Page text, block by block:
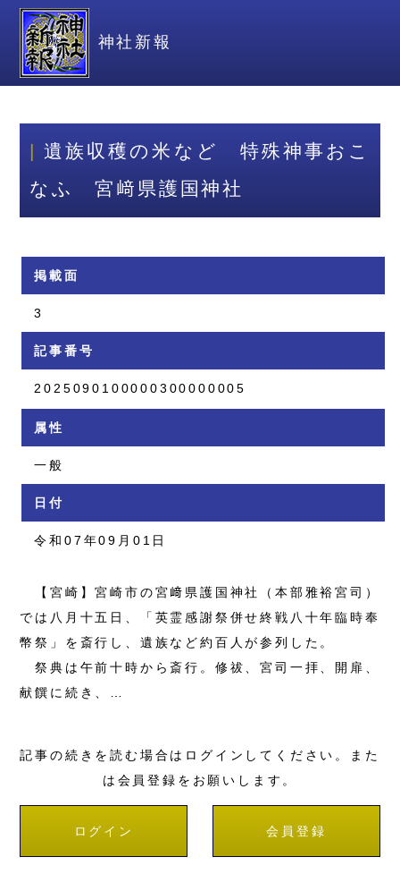
神社新報
遺族収穫の米など 特殊神事おこ
なふ 宮﨑県護国神社
掲載面
3
記事番号
2025090100000300000005
属性
一般
日付
令和07年09月01日
【宮崎】宮崎市の宮﨑県護国神社（本部雅裕宮司）
では八月十五日、「英霊感謝祭併せ終戦八十年臨時奉
幣祭」を斎行し、遺族など約百人が参列した。
祭典は午前十時から斎行。修祓、宮司一拝、開扉、
献饌に続き、…
記事の続きを読む場合はログインしてください。また
は会員登録をお願いします。
ログイン 会員登録